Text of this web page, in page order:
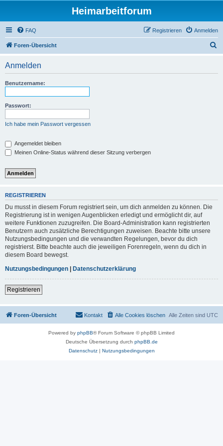
Heimarbeitforum
FAQ Anmelden
Registrieren
Foren-Übersicht
Anmelden
Benutzername:
Passwort:
Ich habe mein Passwort vergessen
Angemeldet bleiben
Meinen Online-Status während dieser Sitzung verbergen
REGISTRIEREN
Du musst in diesem Forum registriert sein, um dich anmelden zu können. Die
Registrierung ist in wenigen Augenblicken erledigt und ermöglicht dir, auf
weitere Funktionen zuzugreifen. Die Board-Administration kann registrierten
Benutzern auch zusätzliche Berechtigungen zuweisen. Beachte bitte unsere
Nutzungsbedingungen und die verwandten Regelungen, bevor du dich
registrierst. Bitte beachte auch die jeweiligen Forenregeln, wenn du dich in
diesem Board bewegst.
Nutzungsbedingungen | Datenschutzerklärung
Registrieren
Foren-Übersicht Alle Zeiten sind UTC
Alle Cookies löschen
Kontakt
Powered by phpBB® Forum Software © phpBB Limited
Deutsche Übersetzung durch phpBB.de
Datenschutz| Nutzungsbedingungen